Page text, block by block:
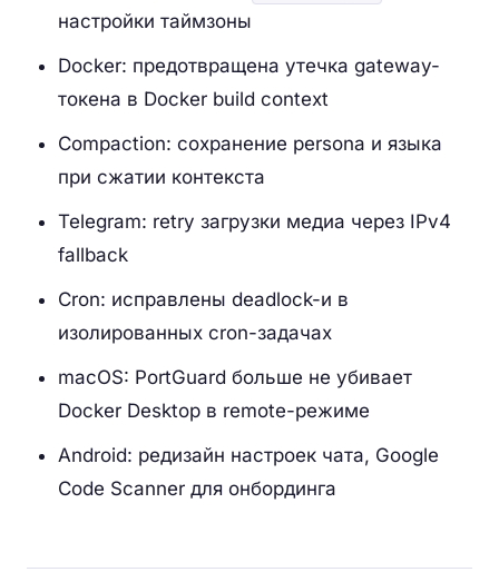
настройки таймзоны
Docker: предотвращена утечка gateway-
токена в Docker build context
Compaction: сохранение persona и языка
при сжатии контекста
Telegram: retry загрузки медиа через IPv4
fallback
Cron: исправлены deadlock-и в
изолированных cron-задачах
macOS: PortGuard больше не убивает
Docker Desktop в remote-режиме
Android: редизайн настроек чата, Google
Code Scanner для онбординга